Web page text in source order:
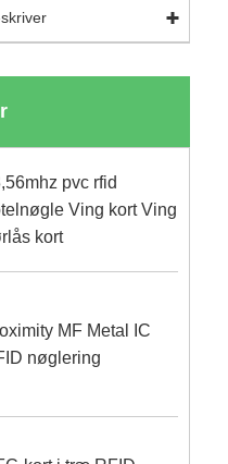
pvc rfid
Ving kort Ving
kort
MF Metal IC
nøglering